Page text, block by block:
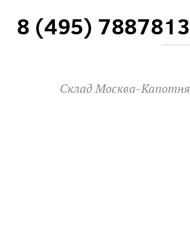
8 (495) 7887813
Склад Москва-Капотня